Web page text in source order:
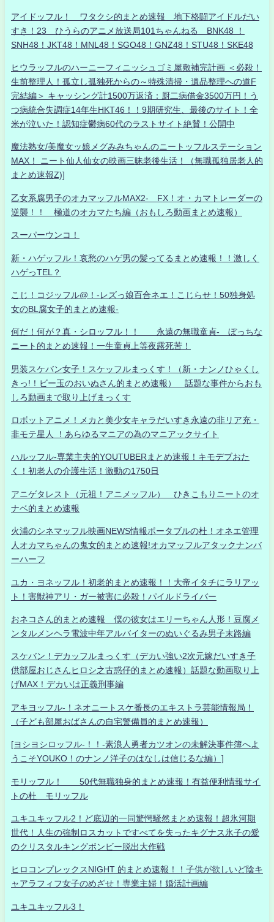
アイドッフル！ ワタクシ的まとめ速報 地下格闘アイドルだい
すき！23 ひうらのアニメ放送局101ちゃんねる BNK48 ！
SNH48！JKT48！MNL48！SGO48！GNZ48！STU48！SKE48
ヒウラッフルのハーニーフィニッシュゴミ屋敷補完計画 ＜必殺！
生前整理人！孤立し孤独死からの～特殊清掃・遺品整理への道F
完結編＞ キャッシング計1500万返済：厨二病借金3500万円！う
つ病統合失調症14年生HKT46！！9期研究生、最後のサイト！全
米が泣いた！認知症鬱病60代のラストサイト絶賛！公開中
魔法熟女/美魔女ッ娘メグみみちゃんのニートッフルステーション
MAX！ ニート仙人仙女の映画三昧老後生活！（無職孤独居老人的
まとめ速報Z)]
乙女系腐男子のオカマッフルMAX2- FX！オ・カマトレーダーの
逆襲！！ 極道のオカマたち編（おもしろ動画まとめ速報）
スーパーウンコ！
新・ハゲッフル！哀愁のハゲ男の髪ってるまとめ速報！！激しく
ハゲっTEL？
こじ！コジッフル@！-レズっ娘百合ネエ！こじらせ！50独身処
女のBL腐女子的まとめ速報-
何だ！何が？真・シロッフル！！ 永遠の無職童貞- ぼっちな
ニート的まとめ速報！一生童貞上等夜露死苦！
男装スケバン女子！スケッフルまっくす！（新・ナンノひゃくし
きっ!！ビー玉のおいぬさん的まとめ速報） 話題な事件からおも
しろ動画まで取り上げまっくす
ロボットアニメ！メカと美少女キャラだいすき永遠の非リア充・
非モテ星人 ！あらゆるマニアの為のマニアックサイト
ハルッフル-専業主夫的YOUTUBERまとめ速報！キモデブおた
く！初老人の介護生活！激動の1750日
アニゲタレスト（元祖！アニメッフル） ひきこもりニートのオ
ナベ的まとめ速報
火浦のシネマッフル映画NEWS情報ポータブルの杜！オネエ管理
人オカマちゃんの鬼女的まとめ速報!オカマッフルアタックナンバ
ーハーフ
ユカ・ヨネッフル！初老的まとめ速報！！大帝イタチにラリアッ
ト！害獣神アリ・ガー被害に必殺！パイルドライバー
おネコさん的まとめ速報 僕の彼女はエリーちゃん人形！豆腐メ
ンタルメンヘラ電波中年アルバイターのぬいぐるみ男子末路編
スケバン！デカッフルまっくす（デカい強い2次元嫁だいすき子
供部屋おじさんヒロシ之古惑仔的まとめ速報）話題な動画取り上
げMAX！デカいは正義刑事編
アキヨッフル-！ネオニートスケ番長のエキストラ芸能情報局！
（子ども部屋おばさんの自宅警備員的まとめ速報）
[ヨシヨシロッフル-！！-素浪人勇者カツオンの未解決事件簿へよ
うこそYOUKO！のナンノ洋子のはなしは信じるな編）]
モリッフル！ 50代無職独身的まとめ速報！有益便利情報サイ
トの杜 モリッフル
ユキユキッフル2！ど底辺的一同驚愕騒然まとめ速報！超氷河期
世代！人生の強制ロスカットですべてを失ったキグナス氷子の愛
のクリスタルキングボンビー脱出大作戦
ヒロコンプレックスNIGHT 的まとめ速報！！子供が欲しいど陰キ
ャアラフィフ女子のめざせ！専業主婦！婚活計画編
ユキユキッフル3！